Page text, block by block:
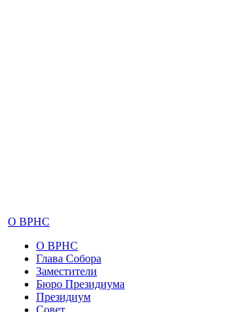
О ВРНС
О ВРНС
Глава Собора
Заместители
Бюро Президиума
Президиум
Совет